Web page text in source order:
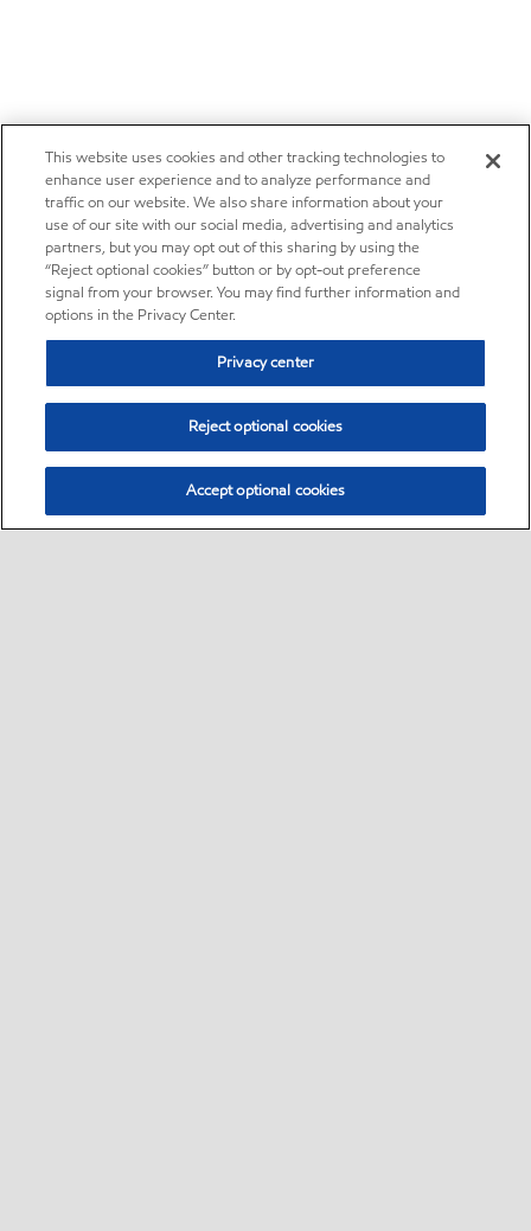
This website uses cookies and other tracking technologies to
enhance user experience and to analyze performance and
traffic on our website. We also share information about your
use of our site with our social media, advertising and analytics
partners, but you may opt out of this sharing by using the
“Reject optional cookies” button or by opt-out preference
signal from your browser. You may find further information and
options in the Privacy Center.
Privacy center
Reject optional cookies
Accept optional cookies